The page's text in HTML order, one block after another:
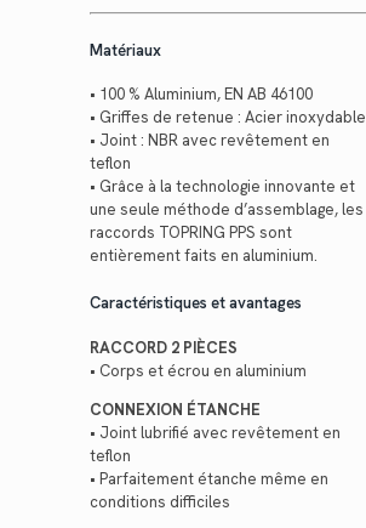
Matériaux
• 100 % Aluminium, EN AB 46100
• Griffes de retenue : Acier inoxydable
• Joint : NBR avec revêtement en
teflon
• Grâce à la technologie innovante et
une seule méthode d’assemblage, les
raccords TOPRING PPS sont
entièrement faits en aluminium.
Caractéristiques et avantages
RACCORD 2 PIÈCES
• Corps et écrou en aluminium
CONNEXION ÉTANCHE
• Joint lubrifié avec revêtement en
teflon
• Parfaitement étanche même en
conditions difficiles